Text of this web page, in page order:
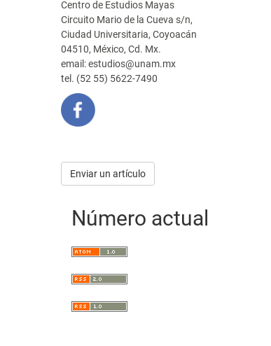
Centro de Estudios Mayas
Circuito Mario de la Cueva s/n,
Ciudad Universitaria, Coyoacán
04510, México, Cd. Mx.
email: estudios@unam.mx
tel. (52 55) 5622-7490
Enviar
artículo
Enviar un artículo
Número actual